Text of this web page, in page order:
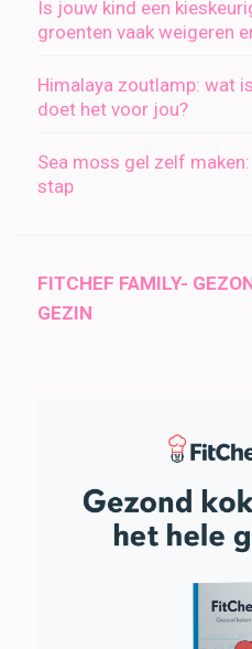
Is jouw kind een
groenten vaak weigeren
Himalaya zoutlamp: wat
doet het voor jou?
Sea moss gel zelf
stap
FITCHEF FAMILY-
GEZIN